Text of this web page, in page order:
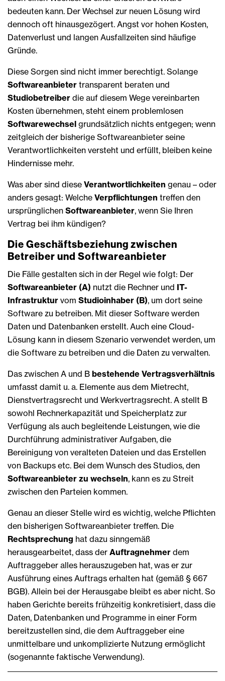
bedeuten kann. Der Wechsel zur neuen Lösung wird
dennoch oft hinausgezögert. Angst vor hohen Kosten,
Datenverlust und langen Ausfallzeiten sind häufige
Gründe.
Diese Sorgen sind nicht immer berechtigt. Solange
Softwareanbieter transparent beraten und
Studiobetreiber die auf diesem Wege vereinbarten
Kosten übernehmen, steht einem problemlosen
Softwarewechsel grundsätzlich nichts entgegen; wenn
zeitgleich der bisherige Softwareanbieter seine
Verantwortlichkeiten versteht und erfüllt, bleiben keine
Hindernisse mehr.
Was aber sind diese Verantwortlichkeiten genau – oder
anders gesagt: Welche Verpflichtungen treffen den
ursprünglichen Softwareanbieter, wenn Sie Ihren
Vertrag bei ihm kündigen?
Die Geschäftsbeziehung zwischen
Betreiber und Softwareanbieter
Die Fälle gestalten sich in der Regel wie folgt: Der
Softwareanbieter (A) nutzt die Rechner und IT-
Infrastruktur vom Studioinhaber (B), um dort seine
Software zu betreiben. Mit dieser Software werden
Daten und Datenbanken erstellt. Auch eine Cloud-
Lösung kann in diesem Szenario verwendet werden, um
die Software zu betreiben und die Daten zu verwalten.
Das zwischen A und B bestehende Vertragsverhältnis
umfasst damit u. a. Elemente aus dem Mietrecht,
Dienstvertragsrecht und Werkvertragsrecht. A stellt B
sowohl Rechnerkapazität und Speicherplatz zur
Verfügung als auch begleitende Leistungen, wie die
Durchführung administrativer Aufgaben, die
Bereinigung von veralteten Dateien und das Erstellen
von Backups etc. Bei dem Wunsch des Studios, den
Softwareanbieter zu wechseln, kann es zu Streit
zwischen den Parteien kommen.
Genau an dieser Stelle wird es wichtig, welche Pflichten
den bisherigen Softwareanbieter treffen. Die
Rechtsprechung hat dazu sinngemäß
herausgearbeitet, dass der Auftragnehmer dem
Auftraggeber alles herauszugeben hat, was er zur
Ausführung eines Auftrags erhalten hat (gemäß § 667
BGB). Allein bei der Herausgabe bleibt es aber nicht. So
haben Gerichte bereits frühzeitig konkretisiert, dass die
Daten, Datenbanken und Programme in einer Form
bereitzustellen sind, die dem Auftraggeber eine
unmittelbare und unkomplizierte Nutzung ermöglicht
(sogenannte faktische Verwendung).